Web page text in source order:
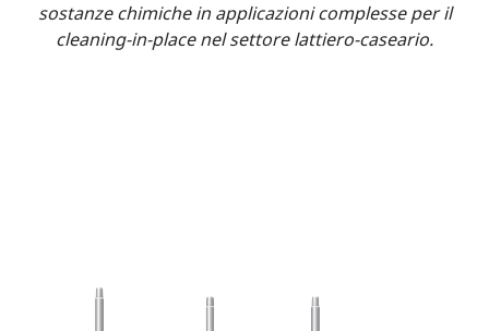
sostanze chimiche in applicazioni complesse per il
cleaning-in-place nel settore lattiero-caseario.